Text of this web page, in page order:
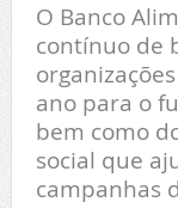
O Banco
contínuo de
ano para o
bem como
social que
campanhas